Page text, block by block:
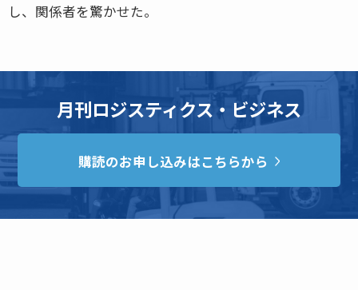
し、関係者を驚かせた。
月刊ロジスティクス・ビジネス
購読のお申し込みはこちらから